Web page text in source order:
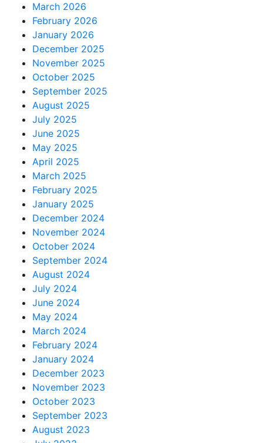
March 2026
February 2026
January 2026
December 2025
November 2025
October 2025
September 2025
August 2025
July 2025
June 2025
May 2025
April 2025
March 2025
February 2025
January 2025
December 2024
November 2024
October 2024
September 2024
August 2024
July 2024
June 2024
May 2024
March 2024
February 2024
January 2024
December 2023
November 2023
October 2023
September 2023
August 2023